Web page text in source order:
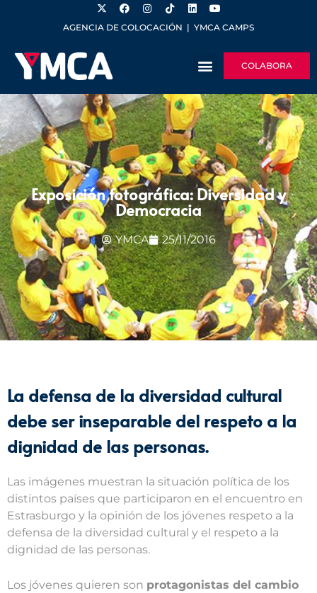
AGENCIA DE COLOCACIÓN | YMCA CAMPS
COLABORA
Exposición fotográfica: Diversidad y
Democracia
YMCA 25/11/2016
La defensa de la diversidad cultural
debe ser inseparable del respeto a la
dignidad de las personas.
Las imágenes muestran la situación política de los
distintos países que participaron en el encuentro en
Estrasburgo y la opinión de los jóvenes respeto a la
defensa de la diversidad cultural y el respeto a la
dignidad de las personas.
Los jóvenes quieren son protagonistas del cambio